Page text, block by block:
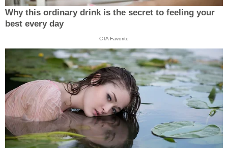
Why this ordinary drink is the secret to feeling your
best every day
CTA Favorite